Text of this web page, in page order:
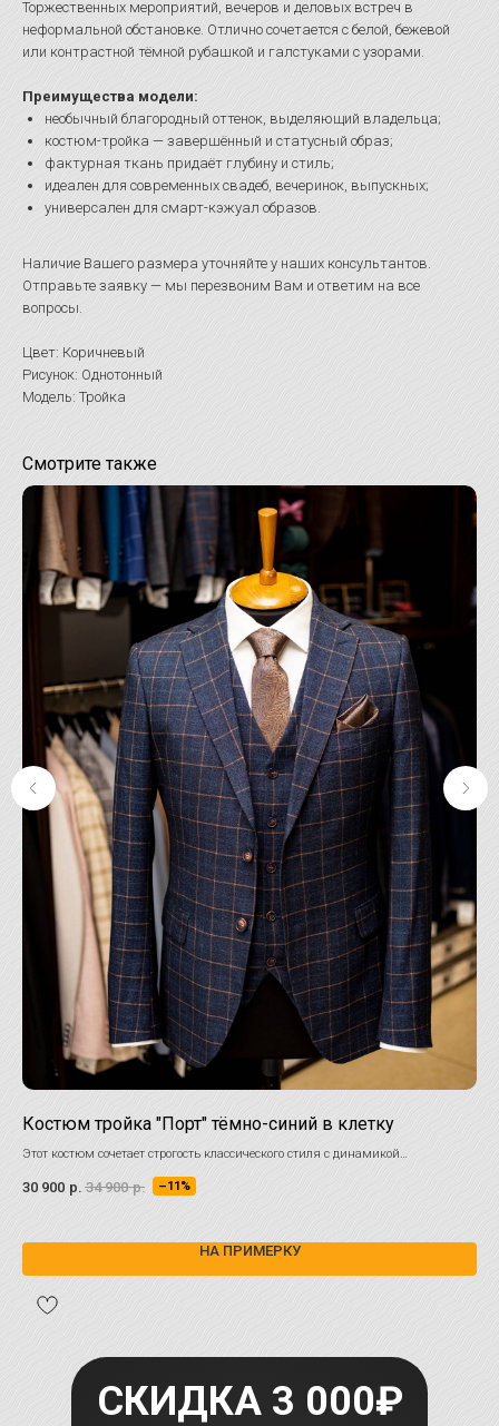
Торжественных мероприятий, вечеров и деловых встреч в
неформальной обстановке. Отлично сочетается с белой, бежевой
или контрастной тёмной рубашкой и галстуками с узорами.
Преимущества модели:
необычный благородный оттенок, выделяющий владельца;
костюм-тройка — завершённый и статусный образ;
фактурная ткань придаёт глубину и стиль;
идеален для современных свадеб, вечеринок, выпускных;
универсален для смарт-кэжуал образов.
Наличие Вашего размера уточняйте у наших консультантов.
Отправьте заявку — мы перезвоним Вам и ответим на все
вопросы.
Цвет: Коричневый
Рисунок: Однотонный
Модель: Тройка
Смотрите также
Костюм тройка "Порт" тёмно-синий в клетку
Этот костюм сочетает строгость классического стиля с динамикой
30 900 р. 34 900 р. –11%
НА ПРИМЕРКУ
СКИДКА 3 000₽